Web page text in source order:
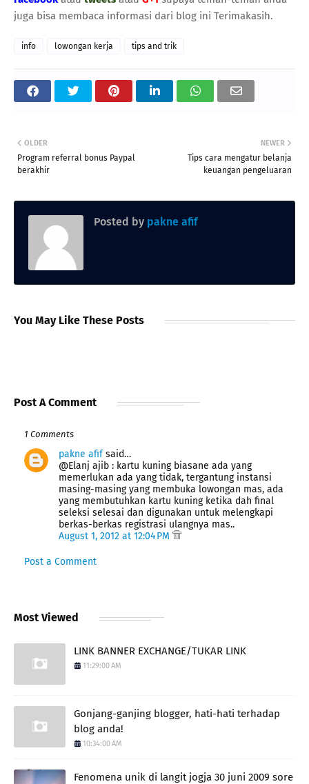
juga bisa membaca informasi dari blog ini Terimakasih.
info lowongan kerja tips and trik
NEWER
Tips cara mengatur belanja
keuangan pengeluaran
OLDER
Program referral bonus Paypal
berakhir
Posted by pakne afif
You May Like These Posts
Post A Comment
1 Comments
pakne afifsaid…
@Elanj ajib : kartu kuning biasane ada yang
memerlukan ada yang tidak, tergantung instansi
masing-masing yang membuka lowongan mas, ada
yang membutuhkan kartu kuning ketika dah final
seleksi selesai dan digunakan untuk melengkapi
berkas-berkas registrasi ulangnya mas..
August 1, 2012 at 12:04 PM
Post a Comment
Most Viewed
LINK BANNER EXCHANGE/TUKAR LINK
11:29:00 AM
Gonjang-ganjing blogger, hati-hati terhadap
blog anda!
10:34:00 AM
Fenomena unik di langit jogja 30 juni 2009 sore